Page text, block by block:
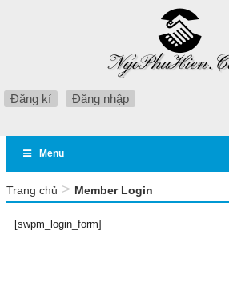
Đăng kí Đăng nhập
Menu
Trang chủ > Member Login
[swpm_login_form]